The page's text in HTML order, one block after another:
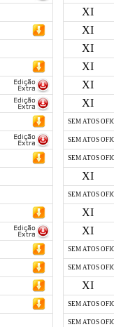
XI
XI
XI
XI
XI
XI
SEM ATOS
SEM ATOS
SEM ATOS
XI
SEM ATOS
XI
XI
SEM ATOS
SEM ATOS
XI
SEM ATOS
SEM ATOS